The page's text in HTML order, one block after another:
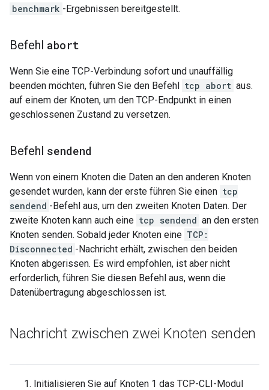
benchmark -Ergebnissen bereitgestellt.
Befehl abort
Wenn Sie eine TCP-Verbindung sofort und unauffällig
beenden möchten, führen Sie den Befehl tcp abort aus.
auf einem der Knoten, um den TCP-Endpunkt in einen
geschlossenen Zustand zu versetzen.
Befehl sendend
Wenn von einem Knoten die Daten an den anderen Knoten
gesendet wurden, kann der erste führen Sie einen tcp
sendend -Befehl aus, um den zweiten Knoten Daten. Der
zweite Knoten kann auch eine tcp sendend an den ersten
Knoten senden. Sobald jeder Knoten eine TCP:
Disconnected -Nachricht erhält, zwischen den beiden
Knoten abgerissen. Es wird empfohlen, ist aber nicht
erforderlich, führen Sie diesen Befehl aus, wenn die
Datenübertragung abgeschlossen ist.
Nachricht zwischen zwei Knoten senden
Initialisieren Sie auf Knoten 1 das TCP-CLI-Modul